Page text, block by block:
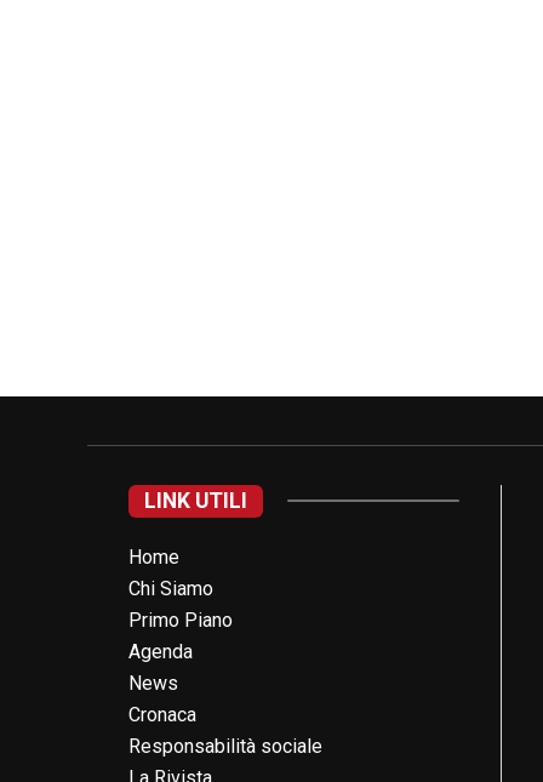
LINK UTILI
Home
Chi Siamo
Primo Piano
Agenda
News
Cronaca
Responsabilità sociale